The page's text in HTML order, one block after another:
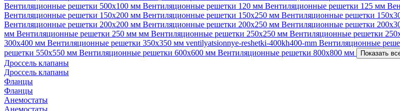
Вентиляционные решетки 500х100 мм Вентиляционные решетки 120 мм Вентиляционные решетки 125 мм
Вентиляционные решетки 150х200 мм Вентиляционные решетки 150х250 мм Вентиляционные решетки
Вентиляционные решетки 200х200 мм Вентиляционные решетки 200х250 мм Вентиляционные решетки
мм Вентиляционные решетки 250 мм мм Вентиляционные решетки 250х250 мм Вентиляционные решетки
300х400 мм Вентиляционные решетки 350х350 мм ventilyatsionnye-reshetki-400kh400-mm Вентиляционные
решетки 550х550 мм Вентиляционные решетки 600х600 мм Вентиляционные решетки 800х800 мм Показать
Дроссель клапаны
Дроссель клапаны
Фланцы
Фланцы
Анемостаты
Анемостаты